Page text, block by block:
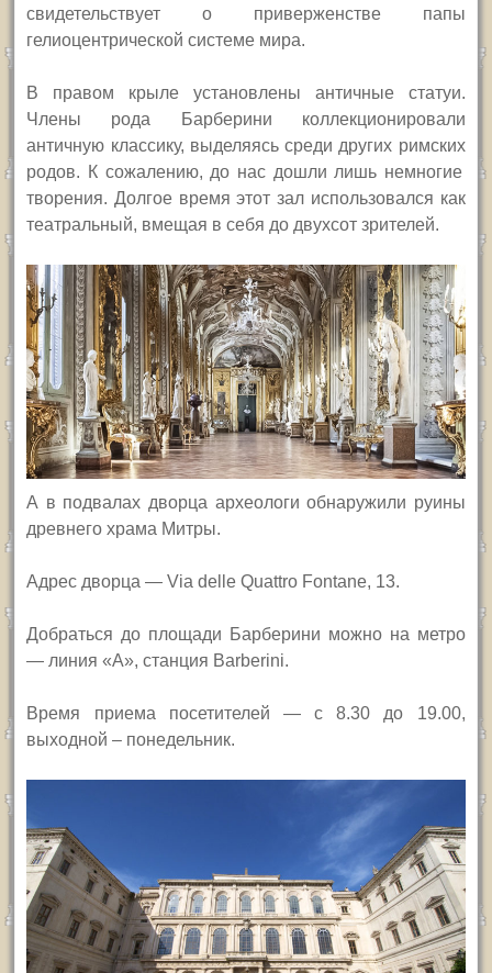
свидетельствует о приверженстве папы
гелиоцентрической системе мира.
В правом крыле установлены античные статуи.
Ч лены рода Барберини коллекционировали
античную классику, выделяясьсреди других римских
родов. К сожалению, до нас дошли лишь немногие
творения. Долгое время этот зал использовался как
театральный, вмещая в себя до двухсот зрителей.
А в подвалах дворца археологи обнаружили руины
древнего храма Митры.
Адрес дворца —Via delle Quattro Fontane, 13.
Добраться до площади Барберини можно на метро
— линия «А», станция Barberini.
Время приема посетителей —с 8.30 до 19.00,
выходной – понедельник.